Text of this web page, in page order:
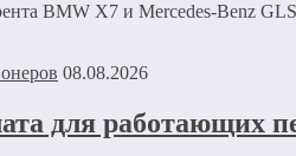
BMW X7 и Mercedes-Benz
08.08.2026
для работающих